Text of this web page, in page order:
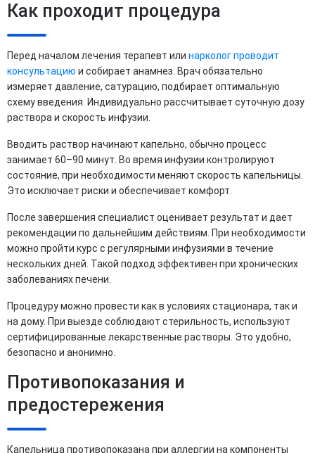
Как проходит процедура
Перед началом лечения терапевт или нарколог проводит
консультацию и собирает анамнез. Врач обязательно
измеряет давление, сатурацию, подбирает оптимальную
схему введения. Индивидуально рассчитывает суточную дозу
раствора и скорость инфузии.
Вводить раствор начинают капельно, обычно процесс
занимает 60–90 минут. Во время инфузии контролируют
состояние, при необходимости меняют скорость капельницы.
Это исключает риски и обеспечивает комфорт.
После завершения специалист оценивает результат и дает
рекомендации по дальнейшим действиям. При необходимости
можно пройти курс с регулярными инфузиями в течение
нескольких дней. Такой подход эффективен при хронических
заболеваниях печени.
Процедуру можно провести как в условиях стационара, так и
на дому. При выезде соблюдают стерильность, используют
сертифицированные лекарственные растворы. Это удобно,
безопасно и анонимно.
Противопоказания и
предостережения
Капельница противопоказана при аллергии на компоненты